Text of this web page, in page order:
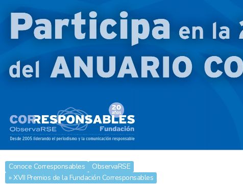
Conoce Corresponsables
ObservaRSE
» XVII Premios de la Fundación Corresponsables